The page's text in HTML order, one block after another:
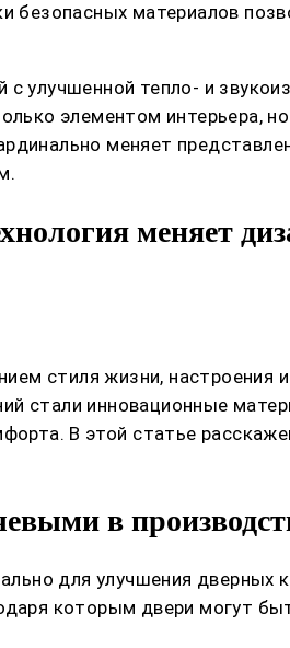
безопасных материалов
улучшенной тепло- и
элементом интерьера,
меняет
меняет
стиля жизни, настроения и
стали инновационные
В этой статье
в
для улучшения дверных
которым двери могут